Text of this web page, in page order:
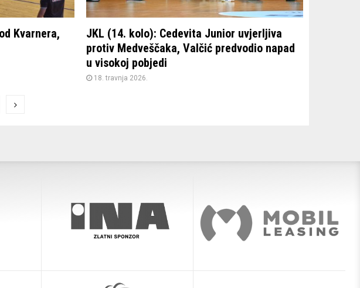
Kvarnera,
JKL (14. kolo): Cedevita Junior uvjerljiva
protiv Medveščaka, Valčić predvodio napad
u visokoj pobjedi
18. travnja 2026.